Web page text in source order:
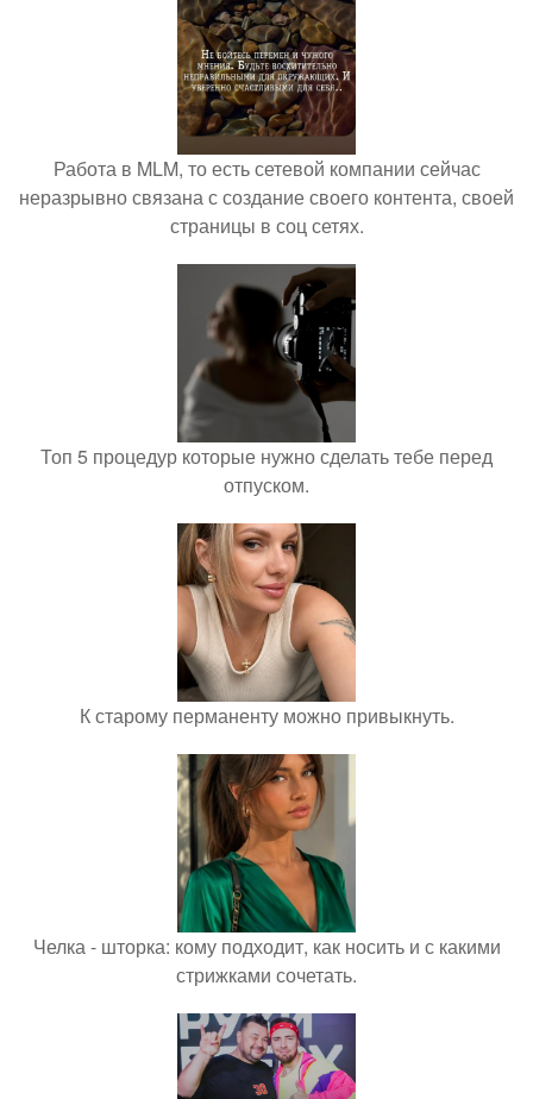
Работа в MLM, то есть сетевой компании сейчас
неразрывно связана с создание своего контента, своей
страницы в соц сетях.
Топ 5 процедур которые нужно сделать тебе перед
отпуском.
К старому перманенту можно привыкнуть.
Челка - шторка: кому подходит, как носить и с какими
стрижками сочетать.